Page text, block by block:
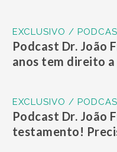
EXCLUSIVO /
Podcast Dr. João
anos tem direito
EXCLUSIVO /
Podcast Dr. João
testamento!